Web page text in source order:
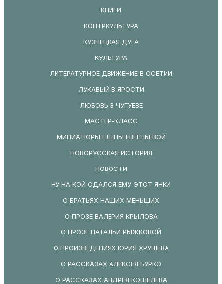
КНИГИ
КОНТРКУЛЬТУРА
КУЗНЕЦКАЯ ДУГА
КУЛЬТУРА
ЛИТЕРАТУРНОЕ ДВИЖЕНИЕ В ОСЕТИИ
ЛУКАВЫЙ В ЯРОСТИ
ЛЮБОВЬ В ЧУГУЕВЕ
МАСТЕР-КЛАСС
МИНИАТЮРЫ ЕЛЕНЫ ЕВГЕНЬЕВОЙ
НОВОРУССКАЯ ИСТОРИЯ
НОВОСТИ
НУ НА КОЙ СДАЛСЯ ЕМУ ЭТОТ ЯНКИ
О БРАТЬЯХ НАШИХ МЕНЬШИХ
О ПРОЗЕ ВАЛЕРИЯ КРЫЛОВА
О ПРОЗЕ НАТАЛЬИ РЫЖКОВОЙ
О ПРОИЗВЕДЕНИЯХ ЮРИЯ ХРУЩЕВА
О РАССКАЗАХ АЛЕКСЕЯ БУРКО
О РАССКАЗАХ АНДРЕЯ КОШЕЛЕВА